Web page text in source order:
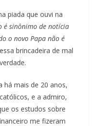
piada que ouvi na
é sinônimo de notícia
o novo Papa não é
brincadeira de mal
há mais de 20 anos,
e a admiro,
os estudos sobre
me fizeram